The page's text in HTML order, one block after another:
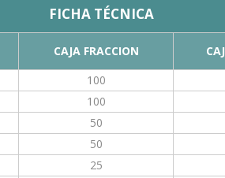
FICHA TÉCNICA
CAJA FRACCION
100
100
50
50
25